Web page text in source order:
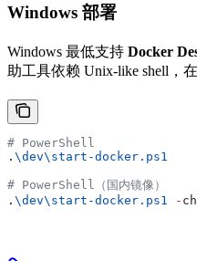
Windows 部署
Windows 最低支持 Docker
助工具依赖 Unix-like shell，
# PowerShell
. \dev\start-docker.ps1
# PowerShell（国内镜像）
. \dev\start-docker.ps1 -